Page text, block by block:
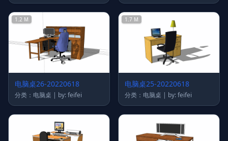
1.2 M
电脑桌26-20220618
分类：电脑桌 | by: feifei
1.7 M
电脑桌25-20220618
分类：电脑桌 | by: feifei